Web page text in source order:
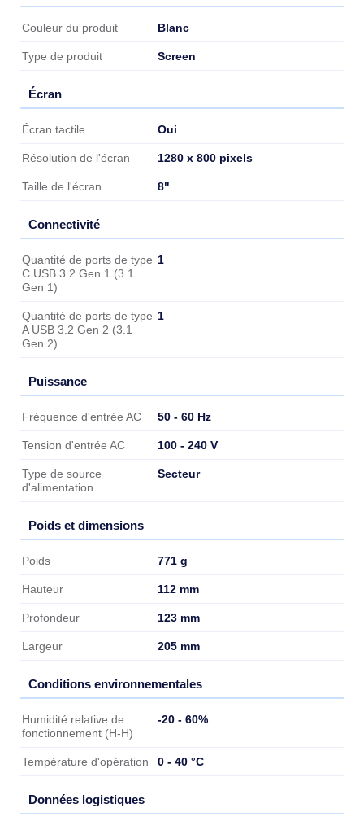
Caractéristiques
Couleur du produit Blanc
Type de produit Screen
Écran
Écran
Écran tactile Oui
Résolution de l'écran 1280 x 800 pixels
Taille de l'écran 8"
Connectivité
Connectivité
Quantité de ports de type
C USB 3.2 Gen 1 (3.1
Gen 1)
1
Quantité de ports de type
A USB 3.2 Gen 2 (3.1
Gen 2)
1
Puissance
Puissance
Fréquence d'entrée AC 50 - 60 Hz
Tension d'entrée AC 100 - 240 V
Type de source
d'alimentation
Secteur
Poids et dimensions
Poids et dimensions
Poids 771 g
Hauteur 112 mm
Profondeur 123 mm
Largeur 205 mm
Conditions environnementales
Conditions environnementales
Humidité relative de
fonctionnement (H-H)
-20 - 60%
Température d'opération 0 - 40 °C
Données logistiques